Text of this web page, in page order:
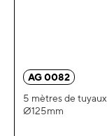
AG 0082
5 mètres de
Ø125mm